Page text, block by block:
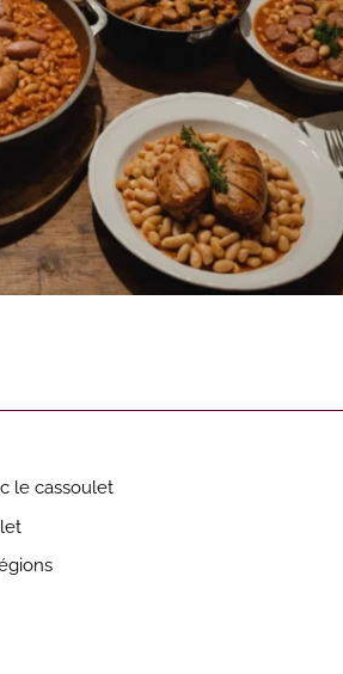
le cassoulet